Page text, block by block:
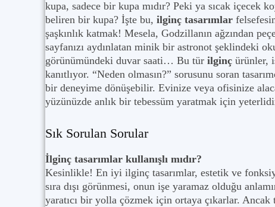
kupa, sadece bir kupa mıdır? Peki ya sıcak içecek
beliren bir kupa? İşte bu, ilginç tasarımlar
şaşkınlık katmak! Mesela, Godzillanın ağzından
sayfanızı aydınlatan minik bir astronot şeklindeki
görünümündeki duvar saati… Bu tür ilginç ürünler,
kanıtlıyor. “Neden olmasın?” sorusunu soran
bir deneyime dönüşebilir. Evinize veya ofisinize
yüzünüzde anlık bir tebessüm yaratmak için
Sık Sorulan Sorular
İlginç tasarımlar kullanışlı mıdır?
Kesinlikle! En iyi ilginç tasarımlar, estetik ve
sıra dışı görünmesi, onun işe yaramaz olduğu
yaratıcı bir yolla çözmek için ortaya çıkarlar. Ancak